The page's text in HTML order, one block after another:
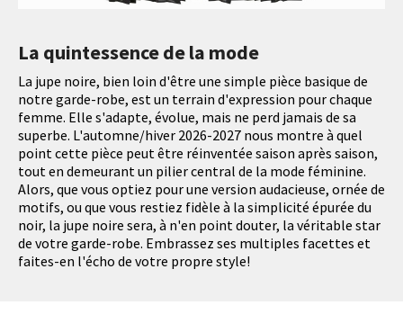
La quintessence de la mode
La jupe noire, bien loin d'être une simple pièce basique de
notre garde-robe, est un terrain d'expression pour chaque
femme. Elle s'adapte, évolue, mais ne perd jamais de sa
superbe. L'automne/hiver 2026-2027 nous montre à quel
point cette pièce peut être réinventée saison après saison,
tout en demeurant un pilier central de la mode féminine.
Alors, que vous optiez pour une version audacieuse, ornée de
motifs, ou que vous restiez fidèle à la simplicité épurée du
noir, la jupe noire sera, à n'en point douter, la véritable star
de votre garde-robe. Embrassez ses multiples facettes et
faites-en l'écho de votre propre style!